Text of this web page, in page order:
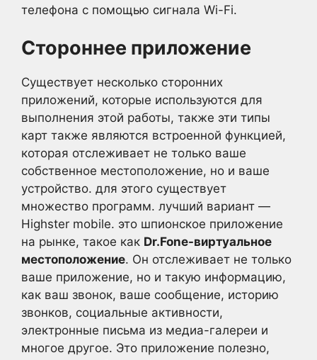
телефона с помощью сигнала Wi-Fi.
Стороннее приложение
Существует несколько сторонних
приложений, которые используются для
выполнения этой работы, также эти типы
карт также являются встроенной функцией,
которая отслеживает не только ваше
собственное местоположение, но и ваше
устройство. для этого существует
множество программ. лучший вариант —
Highster mobile. это шпионское приложение
на рынке, такое как Dr.Fone-виртуальное
местоположение. Он отслеживает не только
ваше приложение, но и такую информацию,
как ваш звонок, ваше сообщение, историю
звонков, социальные активности,
электронные письма из медиа-галереи и
многое другое. Это приложение полезно,